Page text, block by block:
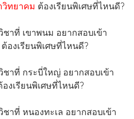
วิทยาคม ต้องเรียนพิเศษที่ไหนดี?
ชาที่ เขาพนม อยากสอบเข้า
ต้องเรียนพิเศษที่ไหนดี?
ชาที่ กระบี่ใหญ่ อยากสอบเข้า
องเรียนพิเศษที่ไหนดี?
ชาที่ หนองทะเล อยากสอบเข้า